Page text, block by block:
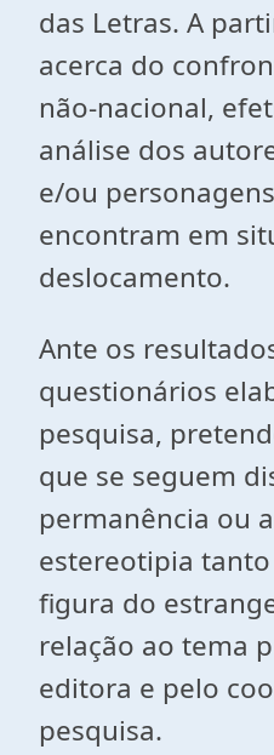
das Letras. A
acerca do
não-nacional,
análise dos
e/ou
encontram em
deslocamento.
Ante os
questionários
pesquisa,
que se seguem
permanência ou
estereotipia
figura do
relação ao tema
editora e pelo
pesquisa.